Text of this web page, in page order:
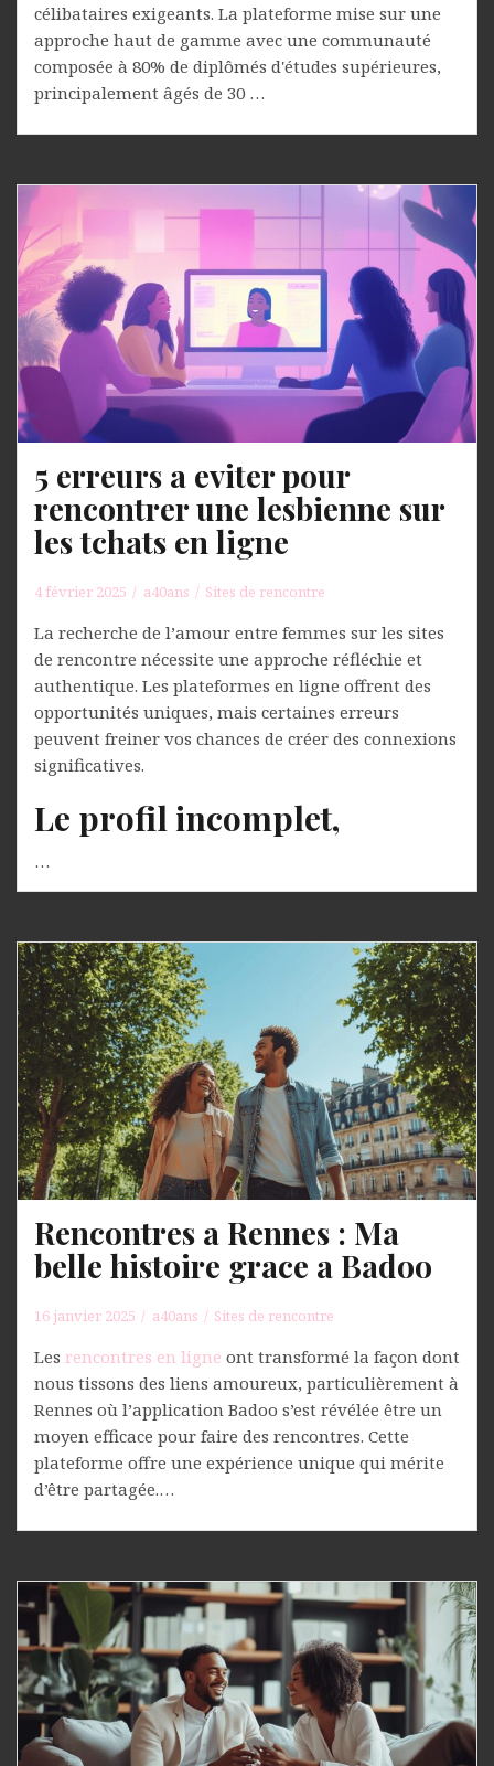
célibataires exigeants. La plateforme mise sur une
approche haut de gamme avec une communauté
composée à 80% de diplômés d'études supérieures,
principalement âgés de 30 …
5 erreurs a eviter pour
rencontrer une lesbienne sur
les tchats en ligne
4 février 2025 a40ans Sites de rencontre
La recherche de l’amour entre femmes sur les sites
de rencontre nécessite une approche réfléchie et
authentique. Les plateformes en ligne offrent des
opportunités uniques, mais certaines erreurs
peuvent freiner vos chances de créer des connexions
significatives.
Le profil incomplet,
…
Rencontres a Rennes : Ma
belle histoire grace a Badoo
16 janvier 2025 a40ans Sites de rencontre
Les rencontres en ligne ont transformé la façon dont
nous tissons des liens amoureux, particulièrement à
Rennes où l’application Badoo s’est révélée être un
moyen efficace pour faire des rencontres. Cette
plateforme offre une expérience unique qui mérite
d’être partagée.…